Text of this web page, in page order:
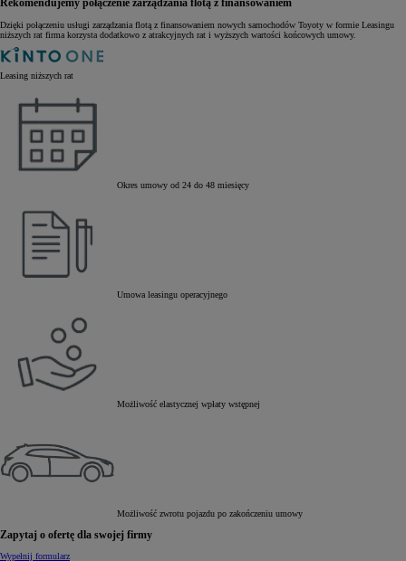
Rekomendujemy połączenie zarządzania flotą z finansowaniem
Dzięki połączeniu usługi zarządzania flotą z finansowaniem nowych samochodów Toyoty w formie Leasingu
niższych rat firma korzysta dodatkowo z atrakcyjnych rat i wyższych wartości końcowych umowy.
Leasing niższych rat
Okres umowy od 24 do 48 miesięcy
Umowa leasingu operacyjnego
Możliwość elastycznej wpłaty wstępnej
Możliwość zwrotu pojazdu po zakończeniu umowy
Zapytaj o ofertę dla swojej firmy
Wypełnij formularz